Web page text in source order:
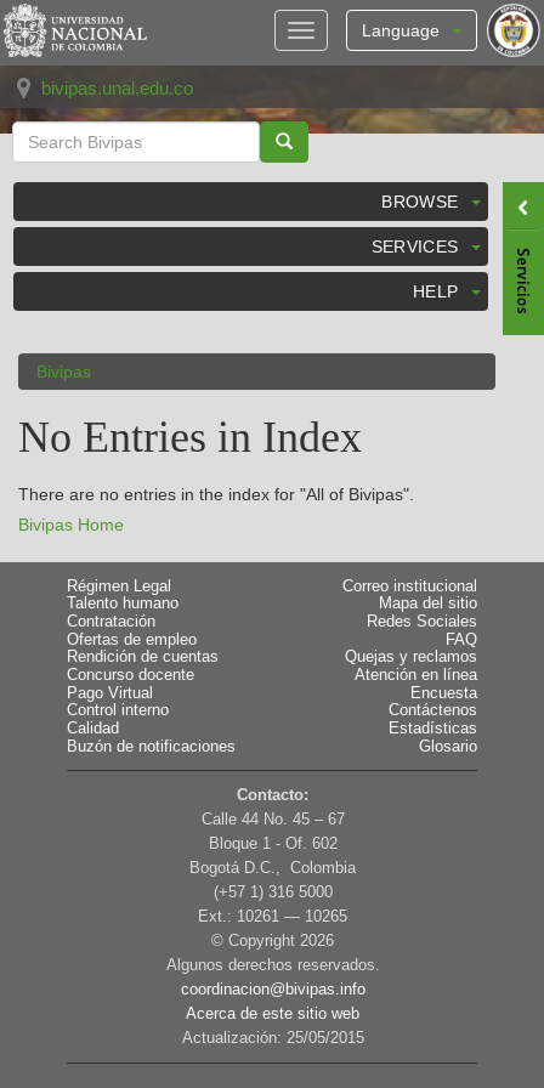
Skip
navigation
Language
bivipas.unal.edu.co
BROWSE
SERVICES
HELP
Bivipas
No Entries in Index
There are no entries in the index for "All of Bivipas".
Bivipas Home
Régimen Legal
Talento humano
Contratación
Ofertas de empleo
Rendición de cuentas
Concurso docente
Pago Virtual
Control interno
Calidad
Buzón de notificaciones
Correo institucional
Mapa del sitio
Redes Sociales
FAQ
Quejas y reclamos
Atención en línea
Encuesta
Contáctenos
Estadísticas
Glosario
Contacto:
Calle 44 No. 45 – 67
Bloque 1 - Of. 602
Bogotá D.C., Colombia
(+57 1) 316 5000
Ext.: 10261 — 10265
© Copyright 2026
Algunos derechos reservados.
coordinacion@bivipas.info
Acerca de este sitio web
Actualización: 25/05/2015